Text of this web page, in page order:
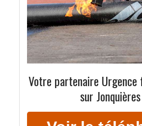
Votre partenaire
sur Jonquières